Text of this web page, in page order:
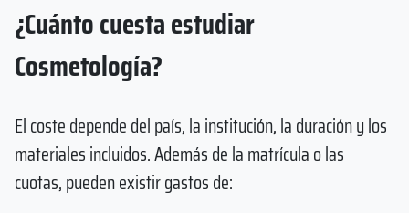
¿Cuánto cuesta estudiar
Cosmetología?
El coste depende del país, la institución, la duración y los
materiales incluidos. Además de la matrícula o las
cuotas, pueden existir gastos de: